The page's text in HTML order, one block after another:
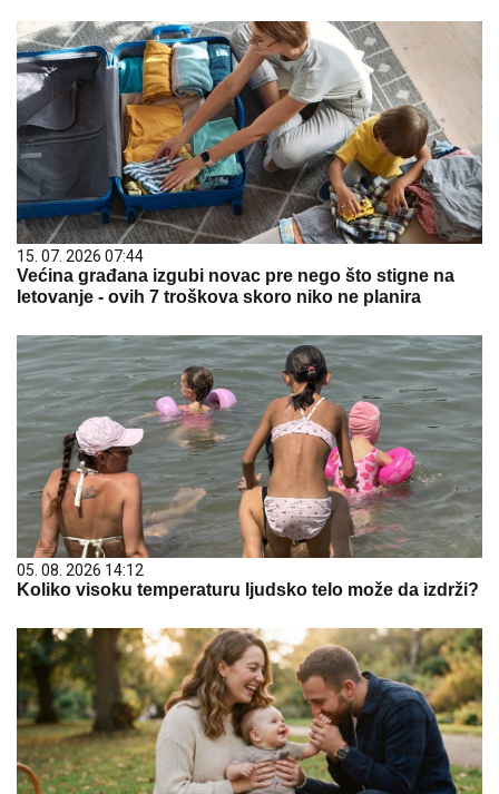
15. 07. 2026 07:44
Većina građana izgubi novac pre nego što stigne na
letovanje - ovih 7 troškova skoro niko ne planira
05. 08. 2026 14:12
Koliko visoku temperaturu ljudsko telo može da izdrži?